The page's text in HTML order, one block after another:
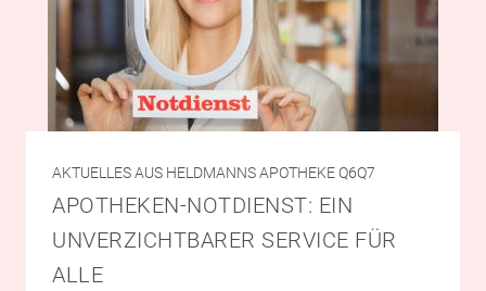
AKTUELLES AUS HELDMANNS APOTHEKE Q6Q7
APOTHEKEN-NOTDIENST: EIN
UNVERZICHTBARER SERVICE FÜR
ALLE